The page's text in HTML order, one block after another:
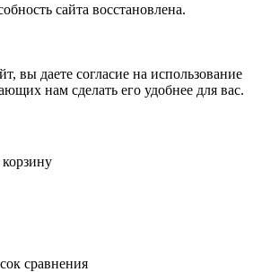
сайта восстановлена.
вы даете согласие на использование
нам сделать его удобнее для вас.
сравнения